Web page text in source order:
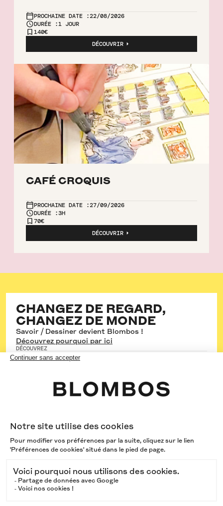
PROCHAINE DATE :22/08/2026
DURÉE :1 JOUR
140€
DÉCOUVRIR
CAFÉ CROQUIS
PROCHAINE DATE :27/09/2026
DURÉE :3H
70€
DÉCOUVRIR
CHANGEZ DE REGARD,
CHANGEZ DE MONDE
Savoir / Dessiner devient Blombos !
Découvrez pourquoi par ici
DÉCOUVREZ
Les cours hebdos
Les cours en entreprise
Linkedin
Facebook
Mentions légales
CGS